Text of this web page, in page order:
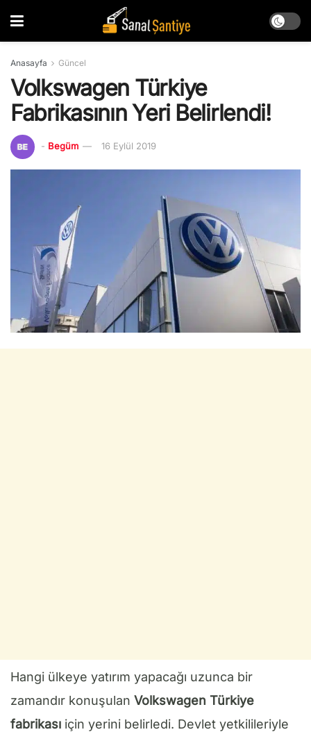
Anasayfa Güncel
Volkswagen Türkiye
Fabrikasının Yeri Belirlendi!
- Begüm 16 Eylül 2019
Hangi ülkeye yatırım yapacağı uzunca bir
zamandır konuşulan Volkswagen Türkiye
fabrikası için yerini belirledi. Devlet yetkilileriyle